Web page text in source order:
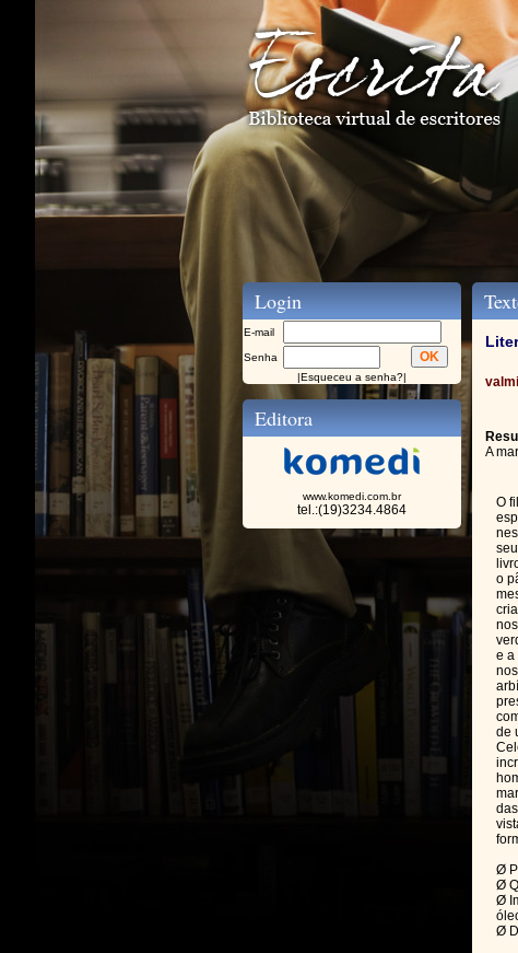
Login
E-mail
Senha
|Esqueceu a senha?|
Editora
www.komedi.com.br
tel.:(19)3234.4864
A
O
o
e a
de
Ø
Ø
Ø
Ø